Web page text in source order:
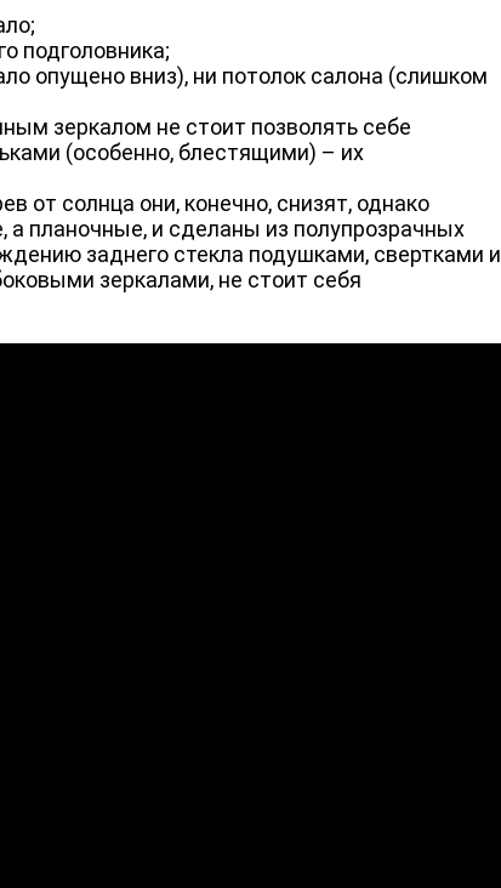
подголовника;
опущено вниз), ни потолок салона (слишком
зеркалом не стоит позволять себе
(особенно, блестящими) – их
от солнца они, конечно, снизят, однако
а планочные, и сделаны из полупрозрачных
заднего стекла подушками, свертками и
зеркалами, не стоит себя